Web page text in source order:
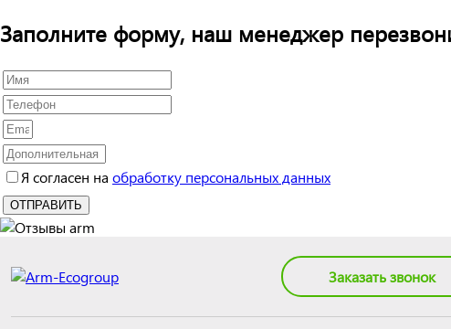
Заполните форму, наш менеджер
Я согласен на обработку персональных данных
Заказать звонок